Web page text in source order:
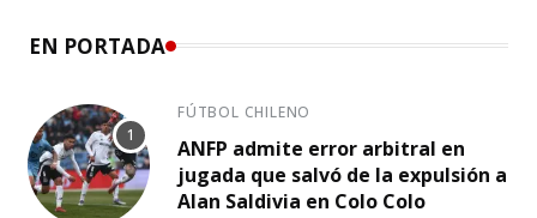
EN PORTADA
FÚTBOL CHILENO
ANFP admite error arbitral en
jugada que salvó de la expulsión a
Alan Saldivia en Colo Colo